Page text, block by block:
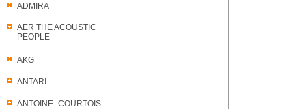
ADMIRA
AER THE ACOUSTIC
PEOPLE
AKG
ANTARI
ANTOINE_COURTOIS